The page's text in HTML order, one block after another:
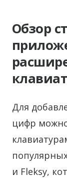
Обзор
Для
цифр
и Fleksy,